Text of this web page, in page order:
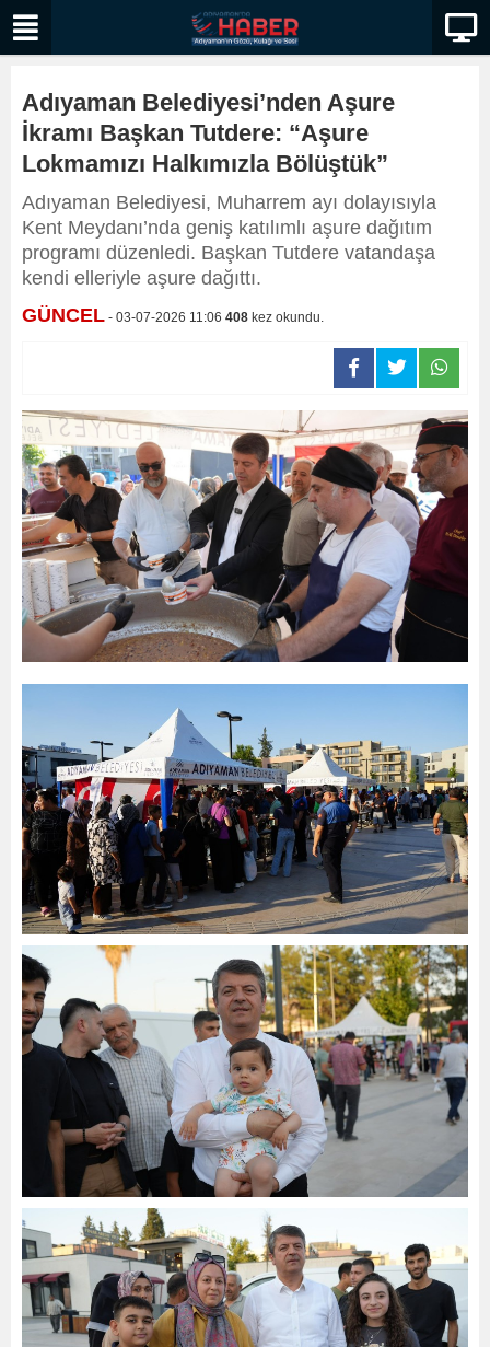
Adıyaman Belediyesi’nden Aşure
İkramı Başkan Tutdere: “Aşure
Lokmamızı Halkımızla Bölüştük”
Adıyaman Belediyesi, Muharrem ayı dolayısıyla
Kent Meydanı’nda geniş katılımlı aşure dağıtım
programı düzenledi. Başkan Tutdere vatandaşa
kendi elleriyle aşure dağıttı.
GÜNCEL - 03-07-2026 11:06 408 kez okundu.